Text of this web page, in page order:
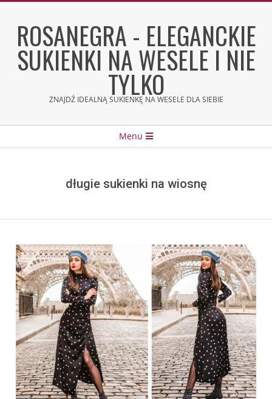
contentROSANEGRA - ELEGANCKIE
SUKIENKI NA WESELE I NIE
TYLKO
ZNAJDŹ IDEALNĄ SUKIENKĘ NA WESELE DLA SIEBIE
Menu
długie sukienki na wiosnę